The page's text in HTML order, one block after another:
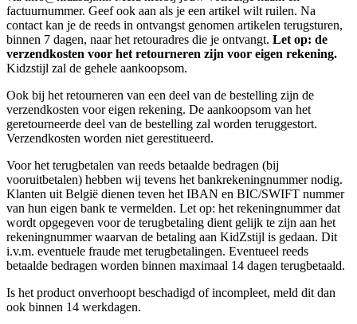
factuurnummer. Geef ook aan als je een artikel wilt ruilen. Na
contact kan je de reeds in ontvangst genomen artikelen terugsturen,
binnen 7 dagen, naar het retouradres die je ontvangt. Let op: de
verzendkosten voor het retourneren zijn voor eigen rekening.
Kidzstijl zal de gehele aankoopsom.
Ook bij het retourneren van een deel van de bestelling zijn de
verzendkosten voor eigen rekening. De aankoopsom van het
geretourneerde deel van de bestelling zal worden teruggestort.
Verzendkosten worden niet gerestitueerd.
Voor het terugbetalen van reeds betaalde bedragen (bij
vooruitbetalen) hebben wij tevens het bankrekeningnummer nodig.
Klanten uit België dienen teven het IBAN en BIC/SWIFT nummer
van hun eigen bank te vermelden. Let op: het rekeningnummer dat
wordt opgegeven voor de terugbetaling dient gelijk te zijn aan het
rekeningnummer waarvan de betaling aan KidZstijl is gedaan. Dit
i.v.m. eventuele fraude met terugbetalingen. Eventueel reeds
betaalde bedragen worden binnen maximaal 14 dagen terugbetaald.
Is het product onverhoopt beschadigd of incompleet, meld dit dan
ook binnen 14 werkdagen.